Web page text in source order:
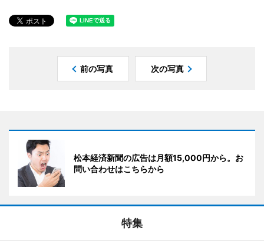
前の写真 次の写真
松本経済新聞の広告は月額15,000円から。お
問い合わせはこちらから
特集